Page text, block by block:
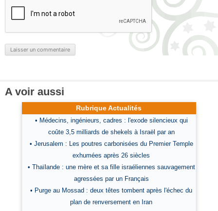
A voir aussi
Rubrique Actualités
• Médecins, ingénieurs, cadres : l'exode silencieux qui
coûte 3,5 milliards de shekels à Israël par an
• Jerusalem : Les poutres carbonisées du Premier Temple
exhumées après 26 siècles
• Thaïlande : une mère et sa fille israéliennes sauvagement
agressées par un Français
• Purge au Mossad : deux têtes tombent après l'échec du
plan de renversement en Iran